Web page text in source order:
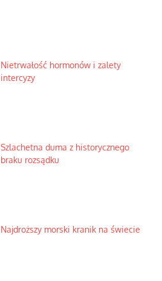
Nietrwałość hormonów i zalety
intercyzy
Szlachetna duma z historycznego
braku rozsądku
Najdroższy morski kranik na świecie